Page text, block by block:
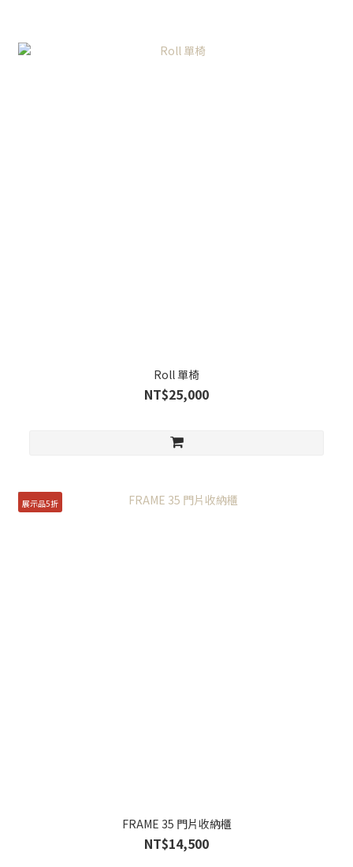
Roll 單椅
NT$25,000
展示品5折
FRAME 35 門片收納櫃
NT$14,500